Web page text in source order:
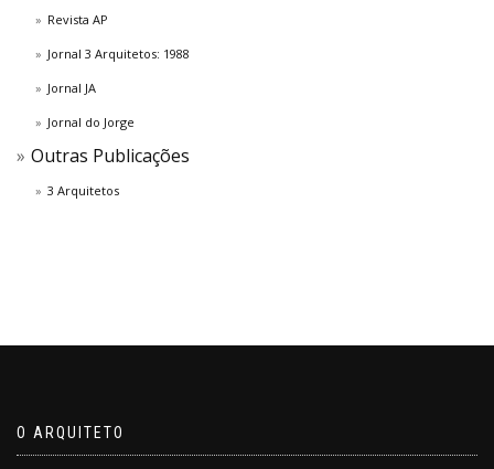
Revista AP
Jornal 3 Arquitetos: 1988
Jornal JA
Jornal do Jorge
Outras Publicações
3 Arquitetos
O ARQUITETO